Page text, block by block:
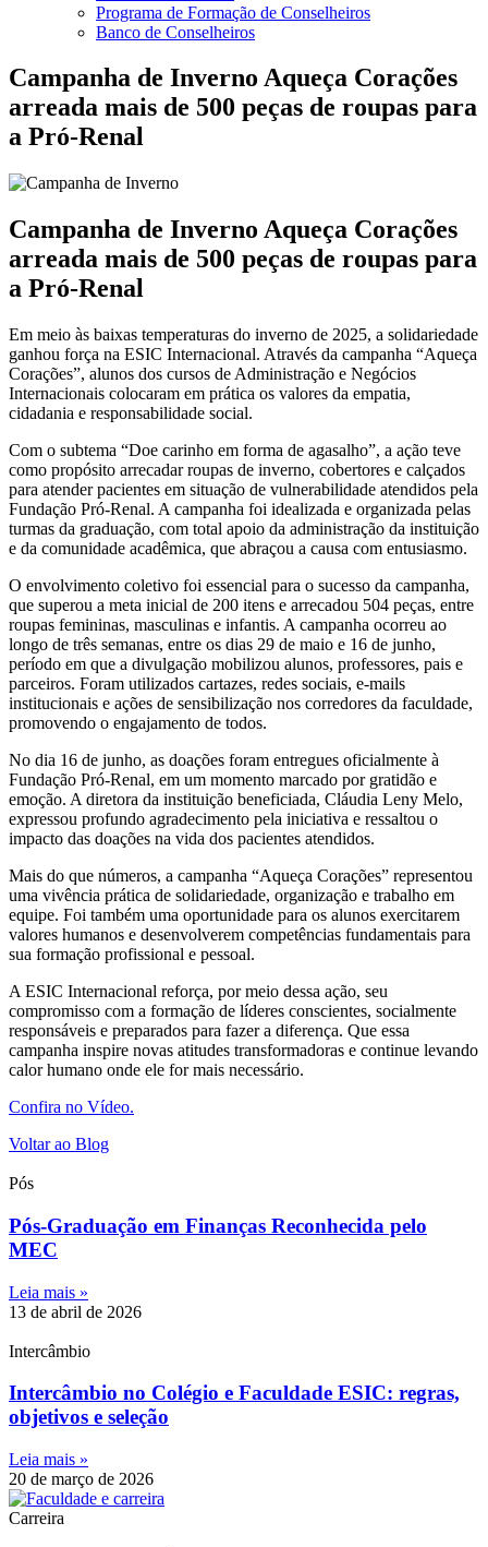
Programa de Formação de Conselheiros
Banco de Conselheiros
Campanha de Inverno Aqueça Corações
arreada mais de 500 peças de roupas para
a Pró-Renal
Campanha de Inverno Aqueça Corações
arreada mais de 500 peças de roupas para
a Pró-Renal
Em meio às baixas temperaturas do inverno de 2025, a solidariedade
ganhou força na ESIC Internacional. Através da campanha “Aqueça
Corações”, alunos dos cursos de Administração e Negócios
Internacionais colocaram em prática os valores da empatia,
cidadania e responsabilidade social.
Com o subtema “Doe carinho em forma de agasalho”, a ação teve
como propósito arrecadar roupas de inverno, cobertores e calçados
para atender pacientes em situação de vulnerabilidade atendidos pela
Fundação Pró-Renal. A campanha foi idealizada e organizada pelas
turmas da graduação, com total apoio da administração da instituição
e da comunidade acadêmica, que abraçou a causa com entusiasmo.
O envolvimento coletivo foi essencial para o sucesso da campanha,
que superou a meta inicial de 200 itens e arrecadou 504 peças, entre
roupas femininas, masculinas e infantis. A campanha ocorreu ao
longo de três semanas, entre os dias 29 de maio e 16 de junho,
período em que a divulgação mobilizou alunos, professores, pais e
parceiros. Foram utilizados cartazes, redes sociais, e-mails
institucionais e ações de sensibilização nos corredores da faculdade,
promovendo o engajamento de todos.
No dia 16 de junho, as doações foram entregues oficialmente à
Fundação Pró-Renal, em um momento marcado por gratidão e
emoção. A diretora da instituição beneficiada, Cláudia Leny Melo,
expressou profundo agradecimento pela iniciativa e ressaltou o
impacto das doações na vida dos pacientes atendidos.
Mais do que números, a campanha “Aqueça Corações” representou
uma vivência prática de solidariedade, organização e trabalho em
equipe. Foi também uma oportunidade para os alunos exercitarem
valores humanos e desenvolverem competências fundamentais para
sua formação profissional e pessoal.
A ESIC Internacional reforça, por meio dessa ação, seu
compromisso com a formação de líderes conscientes, socialmente
responsáveis e preparados para fazer a diferença. Que essa
campanha inspire novas atitudes transformadoras e continue levando
calor humano onde ele for mais necessário.
Confira no Vídeo.
Voltar ao Blog
Pós
Pós-Graduação em Finanças Reconhecida pelo
MEC
Leia mais »
13 de abril de 2026
Intercâmbio
Intercâmbio no Colégio e Faculdade ESIC: regras,
objetivos e seleção
Leia mais »
20 de março de 2026
Carreira